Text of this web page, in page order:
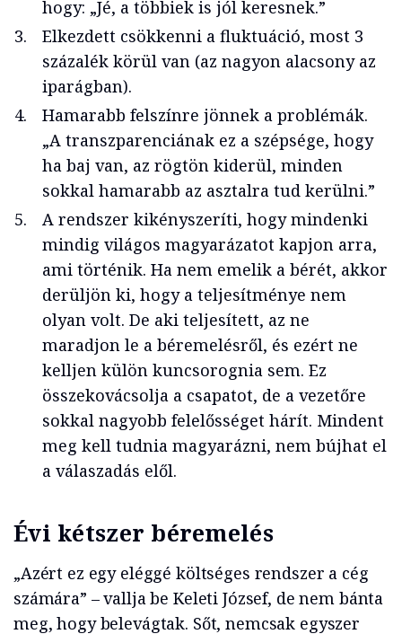
hogy: „Jé, a többiek is jól keresnek.”
Elkezdett csökkenni a fluktuáció, most 3
százalék körül van (az nagyon alacsony az
iparágban).
Hamarabb felszínre jönnek a problémák.
„A transzparenciának ez a szépsége, hogy
ha baj van, az rögtön kiderül, minden
sokkal hamarabb az asztalra tud kerülni.”
A rendszer kikényszeríti, hogy mindenki
mindig világos magyarázatot kapjon arra,
ami történik. Ha nem emelik a bérét, akkor
derüljön ki, hogy a teljesítménye nem
olyan volt. De aki teljesített, az ne
maradjon le a béremelésről, és ezért ne
kelljen külön kuncsorognia sem. Ez
összekovácsolja a csapatot, de a vezetőre
sokkal nagyobb felelősséget hárít. Mindent
meg kell tudnia magyarázni, nem bújhat el
a válaszadás elől.
Évi kétszer béremelés
„Azért ez egy eléggé költséges rendszer a cég
számára” – vallja be Keleti József, de nem bánta
meg, hogy belevágtak. Sőt, nemcsak egyszer